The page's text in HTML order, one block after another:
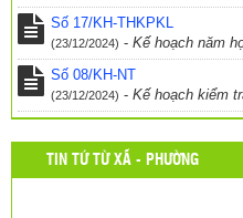
Số 17/KH-THKPKL
(23/12/2024) - Kế hoạch năm
Số 08/KH-NT
(23/12/2024) - Kế hoạch kiểm
TIN TỨ TỪ XÃ - PHƯỜNG